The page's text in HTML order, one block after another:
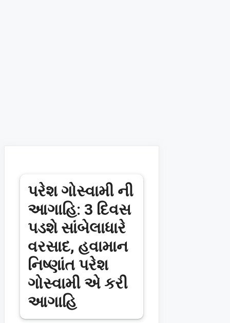
પરેશ ગોસ્વામી ની
આગાહિ: 3 દિવસ
પડશે સાંબેલાધારે
વરસાદ, હવામાન
નિષ્ણાંત પરેશ
ગોસ્વામી એ કરી
આગાહિ